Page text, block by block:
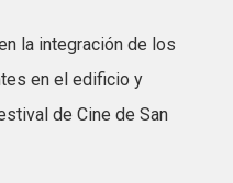
la integración de los
en el edificio y
de Cine de San